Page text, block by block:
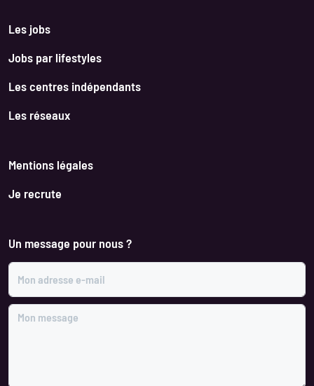
Les jobs
Jobs par lifestyles
Les centres indépendants
Les réseaux
Mentions légales
Je recrute
Un message pour nous ?
Mon adresse e-mail
Mon message